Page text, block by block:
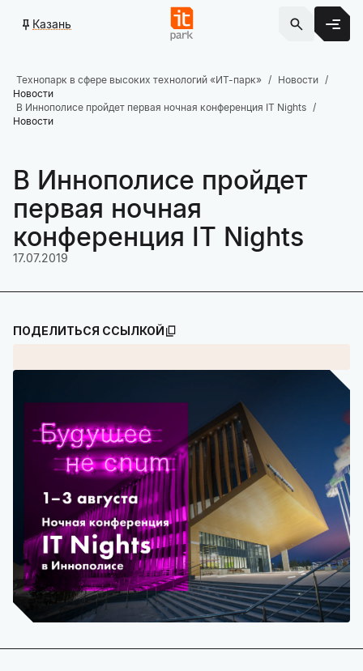
Казань
Технопарк в сфере высоких технологий «ИТ-парк»
Новости
Новости
В Иннополисе пройдет первая ночная конференция IT Nights
Новости
В Иннополисе пройдет
первая ночная
конференция IT Nights
17.07.2019
ПОДЕЛИТЬСЯ ССЫЛКОЙ